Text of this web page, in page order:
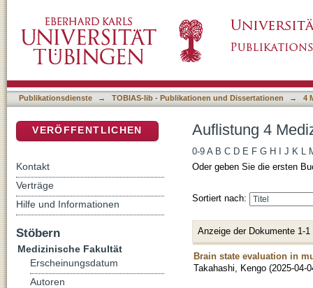
Publikationsdienste → TOBIAS-lib - Publikationen und Dissertationen → 4
Auflistung 4
0-9 A B C D E F G H J K L
Oder geben Sie die ersten
Sortiert nach:
Anzeige der Dokumente 1-1
Brain state evaluation in
Takahashi, Kengo (2025-04-
VERÖFFENTLICHEN
Kontakt
Verträge
Hilfe und Informationen
Stöbern
Medizinische Fakultät
Erscheinungsdatum
Autoren